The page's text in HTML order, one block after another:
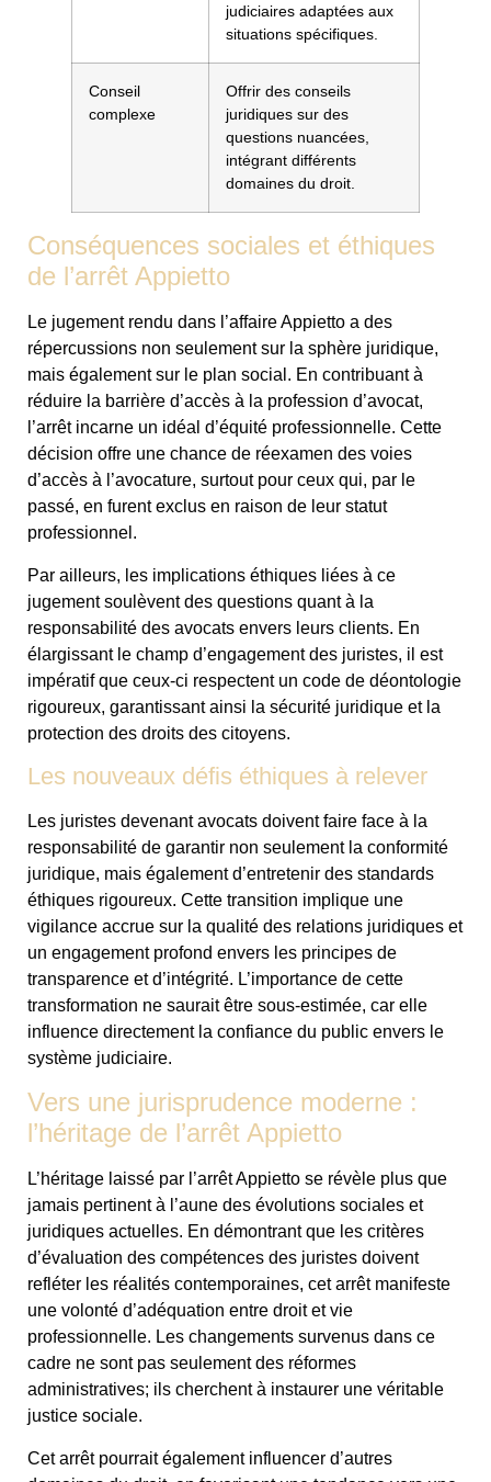
judiciaires adaptées aux
situations spécifiques.
Conseil
complexe
Offrir des conseils
juridiques sur des
questions nuancées,
intégrant différents
domaines du droit.
Conséquences sociales et éthiques
de l’arrêt Appietto
Le jugement rendu dans l’affaire Appietto a des
répercussions non seulement sur la sphère juridique,
mais également sur le plan social. En contribuant à
réduire la barrière d’accès à la profession d’avocat,
l’arrêt incarne un idéal d’équité professionnelle. Cette
décision offre une chance de réexamen des voies
d’accès à l’avocature, surtout pour ceux qui, par le
passé, en furent exclus en raison de leur statut
professionnel.
Par ailleurs, les implications éthiques liées à ce
jugement soulèvent des questions quant à la
responsabilité des avocats envers leurs clients. En
élargissant le champ d’engagement des juristes, il est
impératif que ceux-ci respectent un code de déontologie
rigoureux, garantissant ainsi la sécurité juridique et la
protection des droits des citoyens.
Les nouveaux défis éthiques à relever
Les juristes devenant avocats doivent faire face à la
responsabilité de garantir non seulement la conformité
juridique, mais également d’entretenir des standards
éthiques rigoureux. Cette transition implique une
vigilance accrue sur la qualité des relations juridiques et
un engagement profond envers les principes de
transparence et d’intégrité. L’importance de cette
transformation ne saurait être sous-estimée, car elle
influence directement la confiance du public envers le
système judiciaire.
Vers une jurisprudence moderne :
l’héritage de l’arrêt Appietto
L’héritage laissé par l’arrêt Appietto se révèle plus que
jamais pertinent à l’aune des évolutions sociales et
juridiques actuelles. En démontrant que les critères
d’évaluation des compétences des juristes doivent
refléter les réalités contemporaines, cet arrêt manifeste
une volonté d’adéquation entre droit et vie
professionnelle. Les changements survenus dans ce
cadre ne sont pas seulement des réformes
administratives; ils cherchent à instaurer une véritable
justice sociale.
Cet arrêt pourrait également influencer d’autres